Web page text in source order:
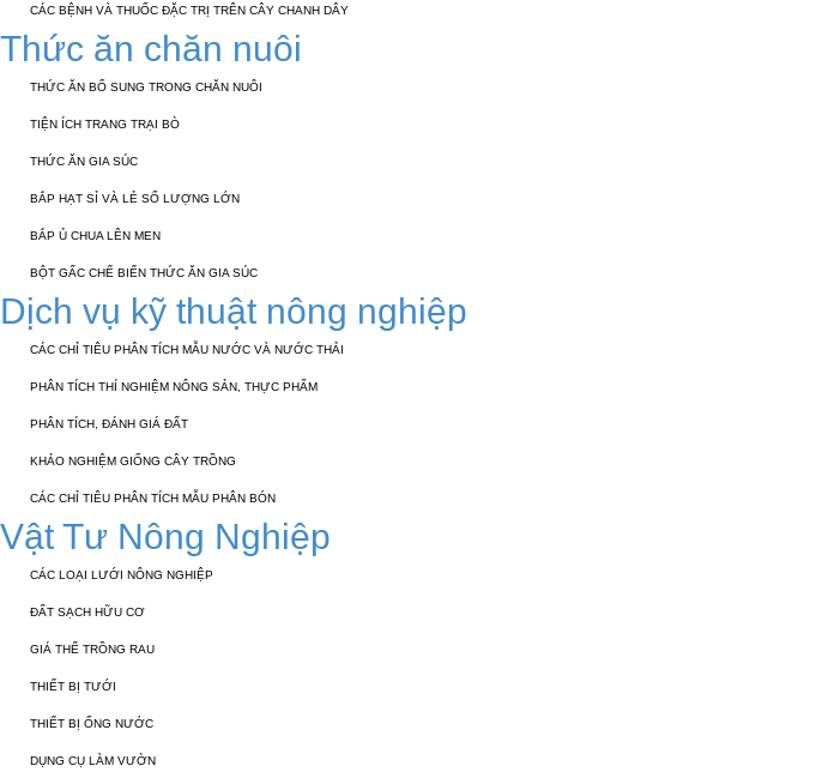
CÁC BỆNH VÀ THUỐC ĐẶC TRỊ TRÊN CÂY CHANH DÂY
Thức ăn chăn nuôi
THỨC ĂN BỔ SUNG TRONG CHĂN NUÔI
TIỆN ÍCH TRANG TRẠI BÒ
THỨC ĂN GIA SÚC
BẮP HẠT SỈ VÀ LẺ SỐ LƯỢNG LỚN
BẮP Ủ CHUA LÊN MEN
BỘT GẤC CHẾ BIẾN THỨC ĂN GIA SÚC
Dịch vụ kỹ thuật nông nghiệp
CÁC CHỈ TIÊU PHÂN TÍCH MẪU NƯỚC VÀ NƯỚC THẢI
PHÂN TÍCH THÍ NGHIỆM NÔNG SẢN, THỰC PHẨM
PHÂN TÍCH, ĐÁNH GIÁ ĐẤT
KHẢO NGHIỆM GIỐNG CÂY TRỒNG
CÁC CHỈ TIÊU PHÂN TÍCH MẪU PHÂN BÓN
Vật Tư Nông Nghiệp
CÁC LOẠI LƯỚI NÔNG NGHIỆP
ĐẤT SẠCH HỮU CƠ
GIÁ THỂ TRỒNG RAU
THIẾT BỊ TƯỚI
THIẾT BỊ ỐNG NƯỚC
DỤNG CỤ LÀM VƯỜN